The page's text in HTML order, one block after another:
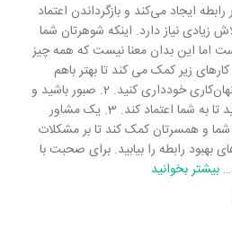
ایجاد می‌کند و بازگرداندن اعتماد
زیادی نیاز دارد. اینکه شوهرتان شما
اما این بدان معنا نیست که همه چیز
زیر کمک می کند تا بهتر باهم
رابطه برقرار کنید: 1. از پنهان‌کاری خودداری کنید. 2. صبور باشید و
به همسرتان فرصت دهید تا به شما اعتماد کند. 3. یک مشاور
شما و همسرتان کمک کند تا بر مشکلات
بهبود رابطه را بیابید. برای صحبت با
… بیشتر بخوانید